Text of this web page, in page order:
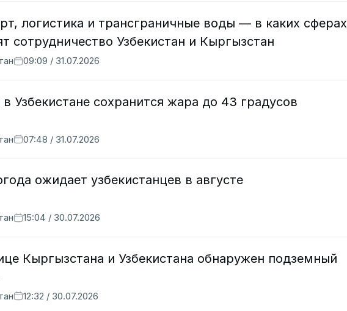
логистика и трансграничные воды — в каких сферах
сотрудничество Узбекистан и Кыргызстан
09:09 / 31.07.2026
Узбекистане сохранится жара до 43 градусов
07:48 / 31.07.2026
ожидает узбекистанцев в августе
15:04 / 30.07.2026
Кыргызстана и Узбекистана обнаружен подземный
12:32 / 30.07.2026